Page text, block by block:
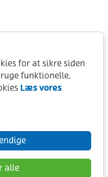
for at sikre siden
funktionelle,
Læs vores
alle